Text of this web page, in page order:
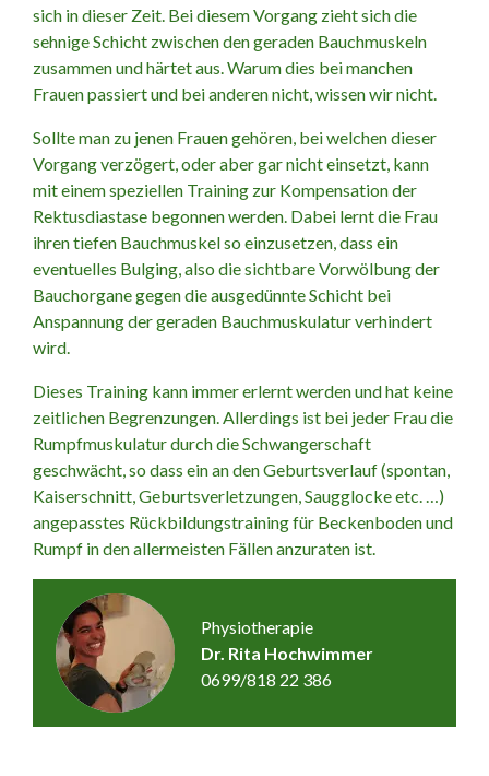
sich in dieser Zeit. Bei diesem Vorgang zieht sich die
sehnige Schicht zwischen den geraden Bauchmuskeln
zusammen und härtet aus. Warum dies bei manchen
Frauen passiert und bei anderen nicht, wissen wir nicht.
Sollte man zu jenen Frauen gehören, bei welchen dieser
Vorgang verzögert, oder aber gar nicht einsetzt, kann
mit einem speziellen Training zur Kompensation der
Rektusdiastase begonnen werden. Dabei lernt die Frau
ihren tiefen Bauchmuskel so einzusetzen, dass ein
eventuelles Bulging, also die sichtbare Vorwölbung der
Bauchorgane gegen die ausgedünnte Schicht bei
Anspannung der geraden Bauchmuskulatur verhindert
wird.
Dieses Training kann immer erlernt werden und hat keine
zeitlichen Begrenzungen. Allerdings ist bei jeder Frau die
Rumpfmuskulatur durch die Schwangerschaft
geschwächt, so dass ein an den Geburtsverlauf (spontan,
Kaiserschnitt, Geburtsverletzungen, Saugglocke etc. …)
angepasstes Rückbildungstraining für Beckenboden und
Rumpf in den allermeisten Fällen anzuraten ist.
Physiotherapie
Dr. Rita Hochwimmer
0699/818 22 386